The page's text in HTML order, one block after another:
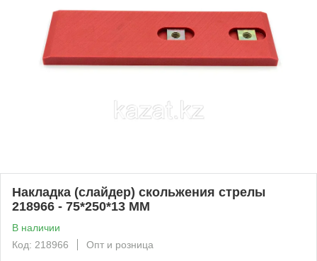
Накладка (слайдер) скольжения стрелы
218966 - 75*250*13 MM
В наличии
Код: 218966
Опт и розница